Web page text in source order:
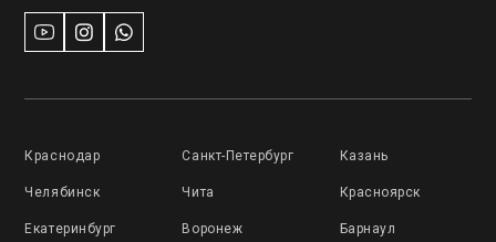
Краснодар Санкт-Петербург Казань
Челябинск Чита Красноярск
Екатеринбург Воронеж Барнаул